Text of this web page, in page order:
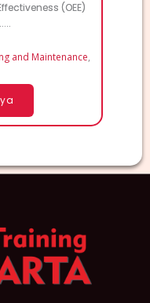
(OEE)
and Maintenance,